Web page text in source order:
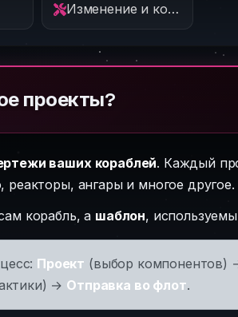
Изменение и копирование проектов
проекты?
ваших кораблей. Каждый
реакторы, ангары и многое другое.
корабль, а шаблон,
Проект (выбор компонентов)
→ Отправка во флот.